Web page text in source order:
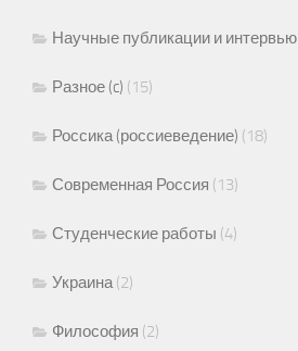
Научные публикации и интервью
Разное (c) (15)
Россика (россиеведение) (18)
Современная Россия (13)
Студенческие работы (4)
Украина(2)
Философия (2)